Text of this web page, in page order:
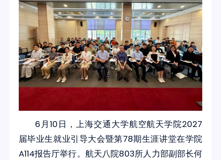
6月10日，上海交通大学航空航天学院2027
届毕业生就业引导大会暨第78期生涯讲堂在学院
A114报告厅举行。航天八院803所人力部副部长何